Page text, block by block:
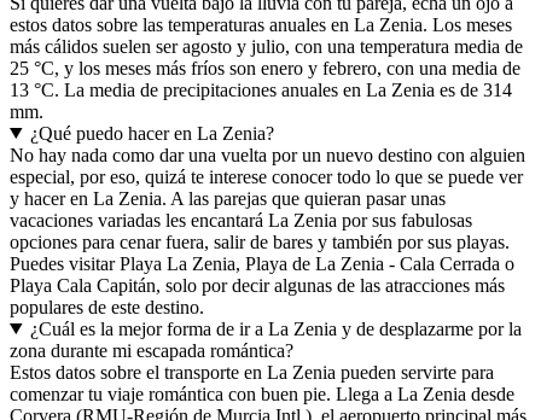
estos datos sobre las temperaturas anuales en La Zenia. Los meses
más cálidos suelen ser agosto y julio, con una temperatura media de
25 °C, y los meses más fríos son enero y febrero, con una media de
13 °C. La media de precipitaciones anuales en La Zenia es de 314
mm.
¿Qué puedo hacer en La Zenia?
No hay nada como dar una vuelta por un nuevo destino con alguien
especial, por eso, quizá te interese conocer todo lo que se puede ver
y hacer en La Zenia. A las parejas que quieran pasar unas
vacaciones variadas les encantará La Zenia por sus fabulosas
opciones para cenar fuera, salir de bares y también por sus playas.
Puedes visitar Playa La Zenia, Playa de La Zenia - Cala Cerrada o
Playa Cala Capitán, solo por decir algunas de las atracciones más
populares de este destino.
¿Cuál es la mejor forma de ir a La Zenia y de desplazarme por la
zona durante mi escapada romántica?
Estos datos sobre el transporte en La Zenia pueden servirte para
comenzar tu viaje romántica con buen pie. Llega a La Zenia desde
Corvera (RMU-Región de Murcia Intl.), el aeropuerto principal más